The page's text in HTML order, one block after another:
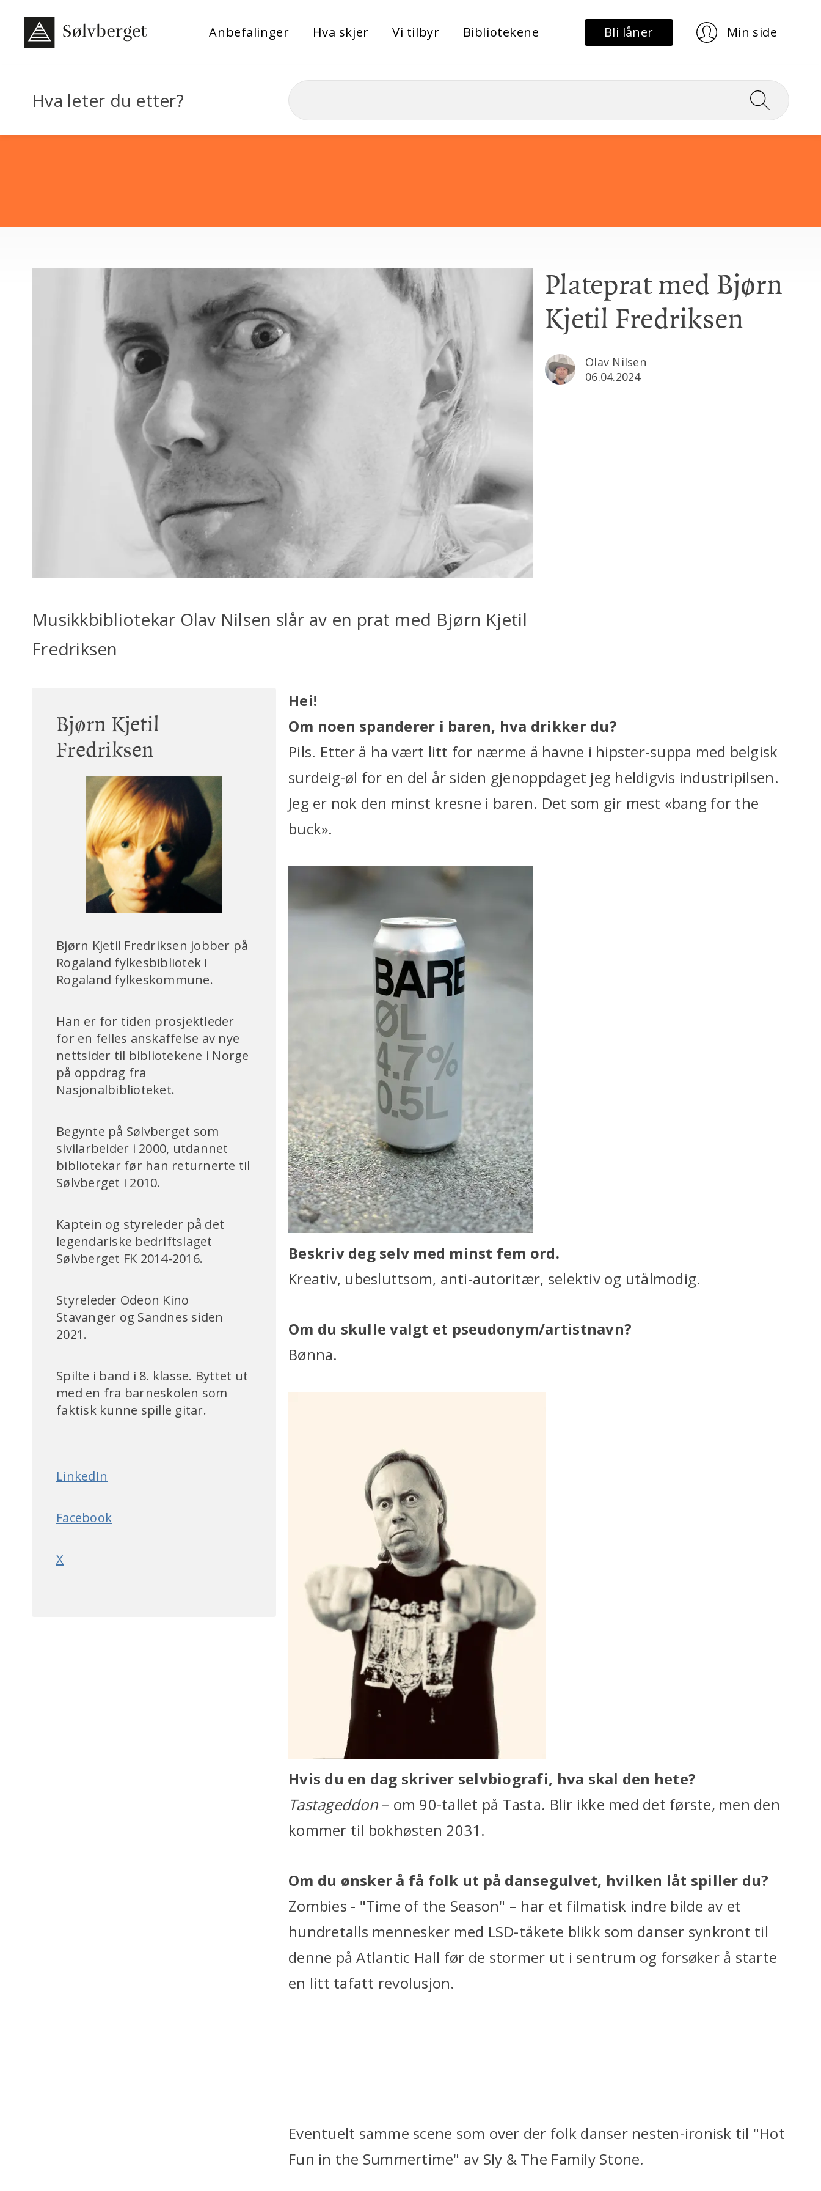
Anbefalinger Hva skjer Vi tilbyr Bibliotekene Bli låner Min side
Hva leter du etter?
Plateprat med Bjørn
Kjetil Fredriksen
Olav Nilsen
06.04.2024
Musikkbibliotekar Olav Nilsen slår av en prat med Bjørn Kjetil
Fredriksen
Hei!
Om noen spanderer i baren, hva drikker du?
Pils. Etter å ha vært litt for nærme å havne i hipster-suppa med belgisk
surdeig-øl for en del år siden gjenoppdaget jeg heldigvis industripilsen.
Jeg er nok den minst kresne i baren. Det som gir mest «bang for the
buck».
Beskriv deg selv med minst fem ord.
Kreativ, ubesluttsom, anti-autoritær, selektiv og utålmodig.
Om du skulle valgt et pseudonym/artistnavn?
Bønna.
Hvis du en dag skriver selvbiografi, hva skal den hete?
Tastageddon – om 90-tallet på Tasta. Blir ikke med det første, men den
kommer til bokhøsten 2031.
Om du ønsker å få folk ut på dansegulvet, hvilken låt spiller du?
Zombies - "Time of the Season" – har et filmatisk indre bilde av et
hundretalls mennesker med LSD-tåkete blikk som danser synkront til
denne på Atlantic Hall før de stormer ut i sentrum og forsøker å starte
en litt tafatt revolusjon.
Eventuelt samme scene som over der folk danser nesten-ironisk til "Hot
Fun in the Summertime" av Sly & The Family Stone.
Bjørn Kjetil
Fredriksen
Bjørn Kjetil Fredriksen jobber på
Rogaland fylkesbibliotek i
Rogaland fylkeskommune.
Han er for tiden prosjektleder
for en felles anskaffelse av nye
nettsider til bibliotekene i Norge
på oppdrag fra
Nasjonalbiblioteket.
Begynte på Sølvberget som
sivilarbeider i 2000, utdannet
bibliotekar før han returnerte til
Sølvberget i 2010.
Kaptein og styreleder på det
legendariske bedriftslaget
Sølvberget FK 2014-2016.
Styreleder Odeon Kino
Stavanger og Sandnes siden
2021.
Spilte i band i 8. klasse. Byttet ut
med en fra barneskolen som
faktisk kunne spille gitar.
LinkedIn
Facebook
X